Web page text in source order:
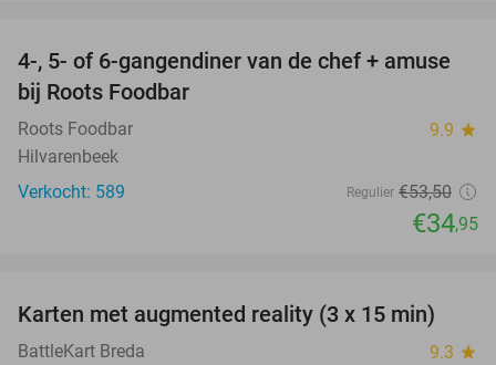
35%
4-, 5- of 6-gangendiner van de chef + amuse
bij Roots Foodbar
Roots Foodbar 9.9 star
Hilvarenbeek
Verkocht: 589
Regulier €53,50
€34,95
35%
Karten met augmented reality (3 x 15 min)
BattleKart Breda 9.3 star